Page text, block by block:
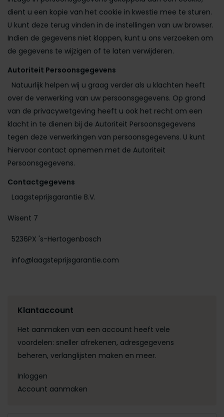
dient u een kopie van het cookie in kwestie mee te sturen.
U kunt deze terug vinden in de instellingen van uw browser.
Indien de gegevens niet kloppen, kunt u ons verzoeken om
de gegevens te wijzigen of te laten verwijderen.
Autoriteit Persoonsgegevens
Natuurlijk helpen wij u graag verder als u klachten heeft
over de verwerking van uw persoonsgegevens. Op grond
van de privacywetgeving heeft u ook het recht om een
klacht in te dienen bij de Autoriteit Persoonsgegevens
tegen deze verwerkingen van persoonsgegevens. U kunt
hiervoor contact opnemen met de Autoriteit
Persoonsgegevens.
Contactgegevens
Laagsteprijsgarantie B.V.
Wisent 7
5236PX 's-Hertogenbosch
info@laagsteprijsgarantie.com
Klantaccount
Het aanmaken van een account heeft vele
voordelen: sneller afrekenen, adresgegevens
beheren, verlanglijsten maken en meer.
Inloggen
Account aanmaken